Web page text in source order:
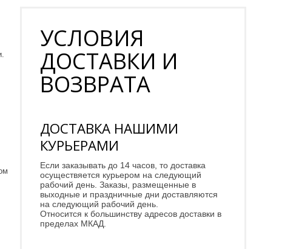
УСЛОВИЯ
ДОСТАВКИ И
ВОЗВРАТА
ДОСТАВКА НАШИМИ
КУРЬЕРАМИ
Если заказывать до 14 часов, то доставка
осуществяется курьером на следующий
рабочий день. Заказы, размещенные в
выходные и праздничные дни доставляются
на следующий рабочий день.
Относится к большинству адресов доставки в
пределах МКАД.